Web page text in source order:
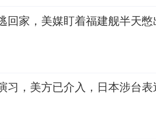
回家，美媒盯着福建舰半天憋
习，美方已介入，日本涉台表